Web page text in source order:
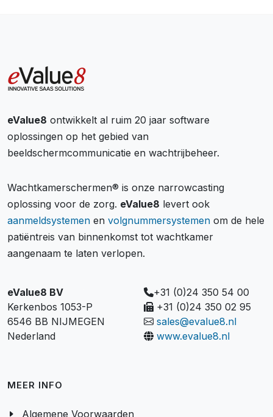
eValue8 ontwikkelt al ruim 20 jaar software
oplossingen op het gebied van
beeldschermcommunicatie en wachtrijbeheer.
Wachtkamerschermen® is onze narrowcasting
oplossing voor de zorg. eValue8 levert ook
aanmeldsystemen en volgnummersystemen om de hele
patiëntreis van binnenkomst tot wachtkamer
aangenaam te laten verlopen.
eValue8 BV
Kerkenbos 1053-P
6546 BB NIJMEGEN
Nederland
+31 (0)24 350 54 00
+31 (0)24 350 02 95
sales@evalue8.nl
www.evalue8.nl
MEER INFO
Algemene Voorwaarden